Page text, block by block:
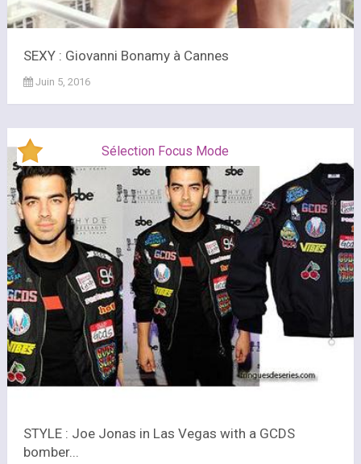
SEXY : Giovanni Bonamy à Cannes
Juin 5, 2016
Sélection Focus Mode
STYLE : Joe Jonas in Las Vegas with a GCDS
bomber...